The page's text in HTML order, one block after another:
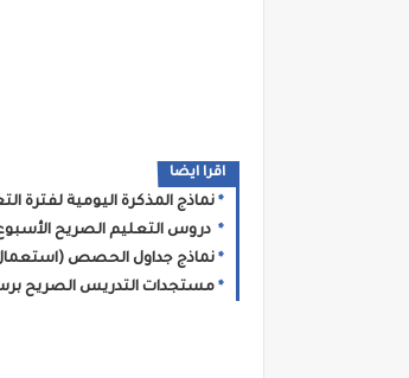
اقرا ايضا
نماذج المذكرة اليومية لفترة التعليم
دروس التعليم الصريح الأسبوع
نماذج جداول الحصص (استعمال
مستجدات التدريس الصريح برسم